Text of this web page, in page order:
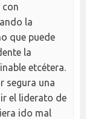
con
la
que puede
la
etcétera.
segura una
el liderato de
ido mal